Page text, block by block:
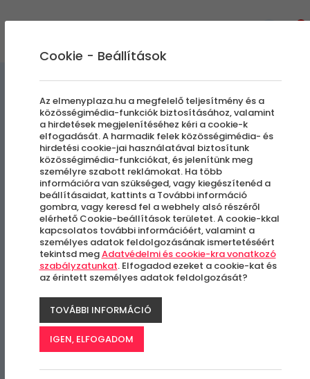
Kikapcsol-LAK Faház
Nyári ajánlat
Bogács
Cookie - Beállítások
Az elmenyplaza.hu a megfelelő teljesítmény és a
közösségimédia-funkciók biztosításához, valamint
a hirdetések megjelenítéséhez kéri a cookie-k
elfogadását. A harmadik felek közösségimédia- és
hirdetési cookie-jai használatával biztosítunk
közösségimédia-funkciókat, és jelenítünk meg
személyre szabott reklámokat. Ha több
információra van szükséged, vagy kiegészítenéd a
beállításaidat, kattints a További információ
gombra, vagy keresd fel a webhely alsó részéről
elérhető Cookie-beállítások területet. A cookie-kkal
kapcsolatos további információért, valamint a
személyes adatok feldolgozásának ismertetéséért
tekintsd megAdatvédelmi és cookie-kra vonatkozó
szabályzatunkat. Elfogadod ezeket a cookie-kat és
az érintett személyes adatok feldolgozását?
TOVÁBBI INFORMÁCIÓ
IGEN, ELFOGADOM